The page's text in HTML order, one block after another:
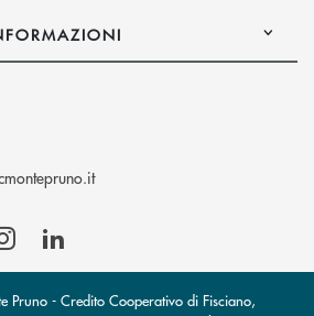
(si apre l’app di posta
- Credito Cooperativo di Fisciano,